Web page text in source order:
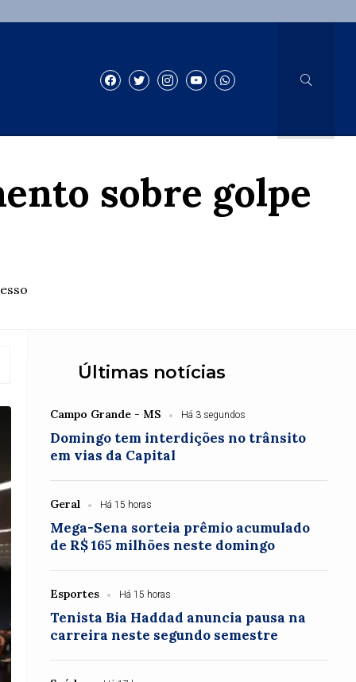
sobre golpe
Últimas notícias
Campo Grande - MS Há 3 segundos
Domingo tem interdições no trânsito
em vias da Capital
Geral Há 15 horas
Mega-Sena sorteia prêmio acumulado
de R$ 165 milhões neste domingo
Esportes Há 15 horas
Tenista Bia Haddad anuncia pausa na
carreira neste segundo semestre